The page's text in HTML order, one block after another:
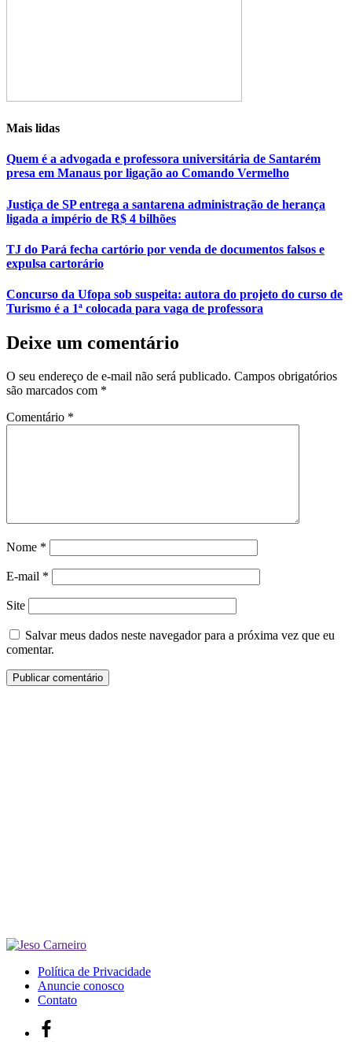
Mais lidas
Quem é a advogada e professora universitária de Santarém
presa em Manaus por ligação ao Comando Vermelho
Justiça de SP entrega a santarena administração de herança
ligada a império de R$ 4 bilhões
TJ do Pará fecha cartório por venda de documentos falsos e
expulsa cartorário
Concurso da Ufopa sob suspeita: autora do projeto do curso de
Turismo é a 1ª colocada para vaga de professora
Deixe um comentário
O seu endereço de e-mail não será publicado. Campos obrigatórios
são marcados com *
Comentário *
Nome *
E-mail *
Site
Salvar meus dados neste navegador para a próxima vez que eu
comentar.
Política de Privacidade
Anuncie conosco
Contato